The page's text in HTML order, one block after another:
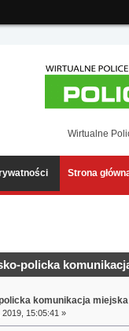
Wirtualne
Strona
policka
komunikacja miejska
15:05:41 »